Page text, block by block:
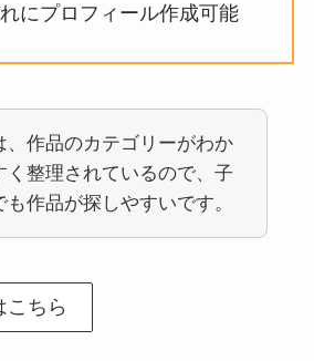
にプロフィール作成可能
、作品のカテゴリーがわか
く整理されているので、子
も作品が探しやすいです。
こちら